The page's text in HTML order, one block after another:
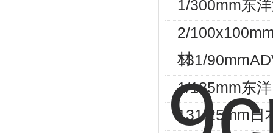
1/300mm东
2/
材
131/
1/185mm东
131/25mm日